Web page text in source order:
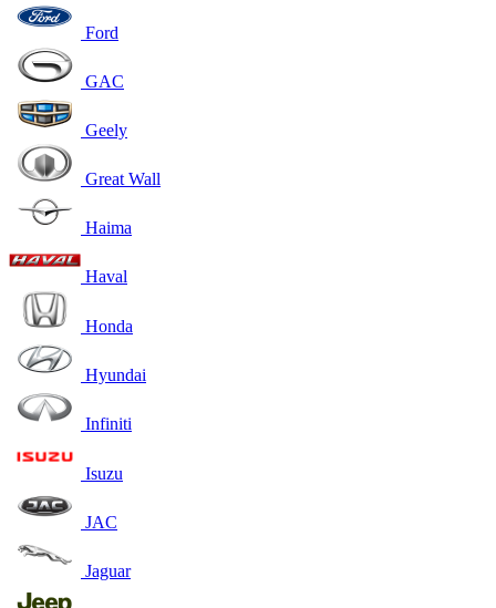
Ford
GAC
Geely
Great Wall
Haima
Haval
Honda
Hyundai
Infiniti
Isuzu
JAC
Jaguar